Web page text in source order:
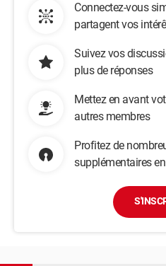
Connectez-vous
partagent vos
Suivez vos
plus de réponses
Mettez en avant
autres membres
Profitez de
supplémentaires